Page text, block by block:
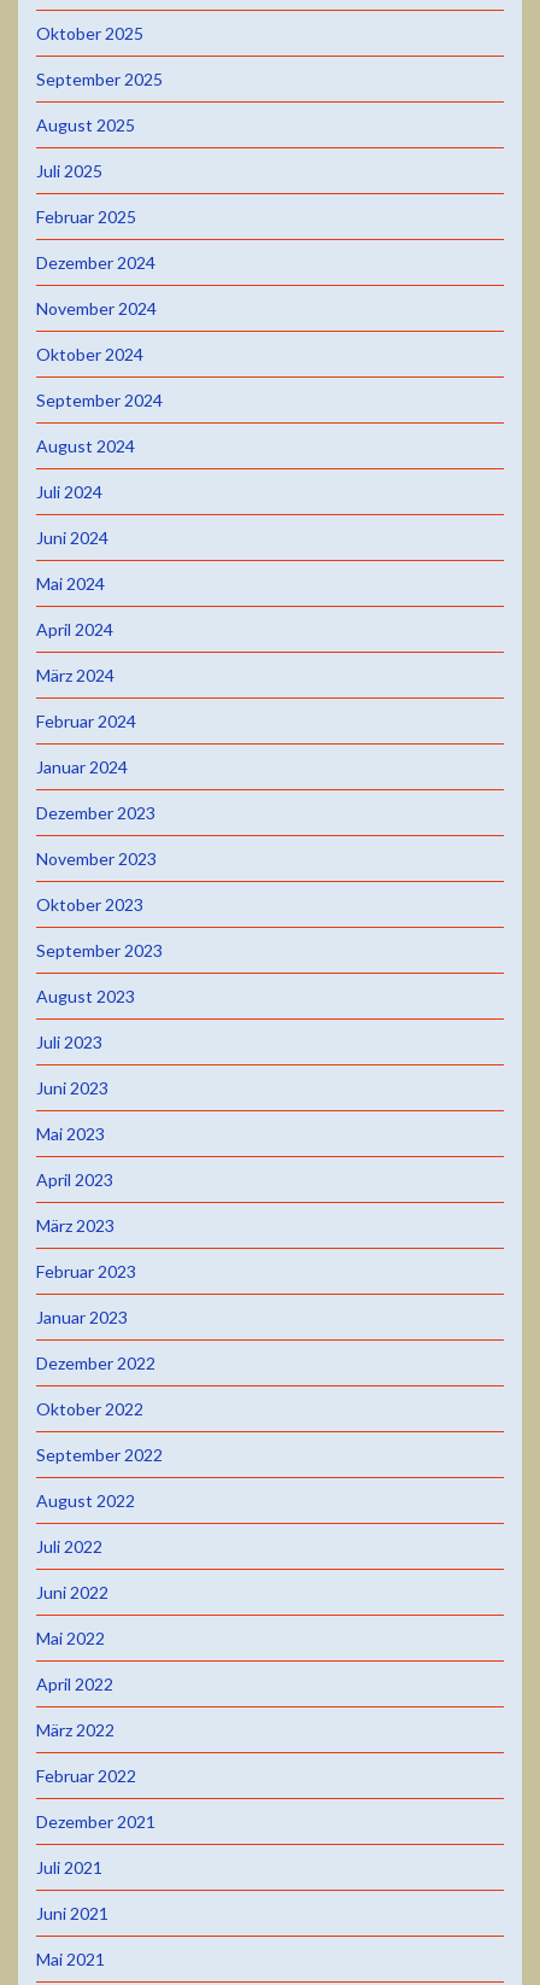
Oktober 2025
September 2025
August 2025
Juli 2025
Februar 2025
Dezember 2024
November 2024
Oktober 2024
September 2024
August 2024
Juli 2024
Juni 2024
Mai 2024
April 2024
März 2024
Februar 2024
Januar 2024
Dezember 2023
November 2023
Oktober 2023
September 2023
August 2023
Juli 2023
Juni 2023
Mai 2023
April 2023
März 2023
Februar 2023
Januar 2023
Dezember 2022
Oktober 2022
September 2022
August 2022
Juli 2022
Juni 2022
Mai 2022
April 2022
März 2022
Februar 2022
Dezember 2021
Juli 2021
Juni 2021
Mai 2021